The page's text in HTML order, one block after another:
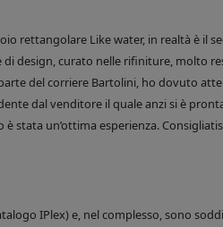
rettangolare Like water, in realtà è il
design, curato nelle rifiniture, molto
del corriere Bartolini, ho dovuto
dal venditore il quale anzi si è
stata un’ottima esperienza.
IPlex) e, nel complesso, sono